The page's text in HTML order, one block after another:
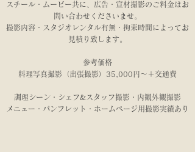
スチール・ムービー共に、
広告・宣材撮影のご料金はお
問い合わせくださいませ。
撮影内容・スタジオレンタル有無・拘束時間によってお
見積り致します。
参考価格
料理写真撮影（出張撮影）35,000円〜 ＋交通費
調理シーン・シェフ&スタッフ撮影・内観外観撮影
​メニュー・パンフレット・ホームページ用撮影実績あり